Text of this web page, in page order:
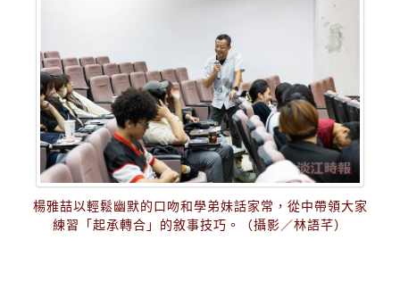
楊雅喆以輕鬆幽默的口吻和學弟妹話家常，從中帶領大家
練習「起承轉合」的敘事技巧。（攝影／林語芊）